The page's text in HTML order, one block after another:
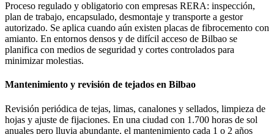
Proceso regulado y obligatorio con empresas RERA: inspección,
plan de trabajo, encapsulado, desmontaje y transporte a gestor
autorizado. Se aplica cuando aún existen placas de fibrocemento con
amianto. En entornos densos y de difícil acceso de Bilbao se
planifica con medios de seguridad y cortes controlados para
minimizar molestias.
Mantenimiento y revisión de tejados en Bilbao
Revisión periódica de tejas, limas, canalones y sellados, limpieza de
hojas y ajuste de fijaciones. En una ciudad con 1.700 horas de sol
anuales pero lluvia abundante, el mantenimiento cada 1 o 2 años